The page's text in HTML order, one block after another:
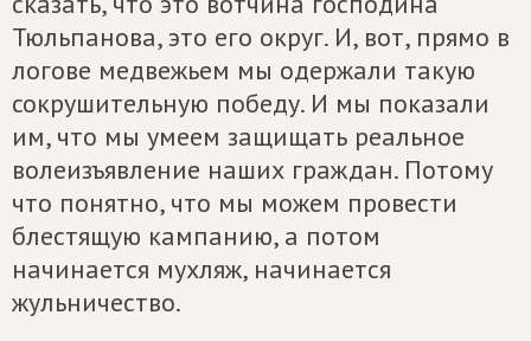
Тюльпанова, это его округ. И, вот, прямо в
логове медвежьем мы одержали такую
сокрушительную победу. И мы показали
им, что мы умеем защищать реальное
волеизъявление наших граждан. Потому
что понятно, что мы можем провести
блестящую кампанию, а потом
начинается мухляж, начинается
жульничество.